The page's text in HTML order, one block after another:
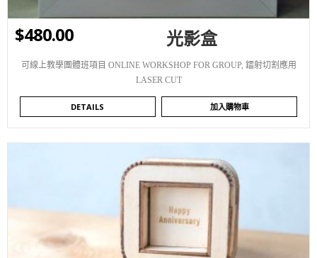
$480.00 光影盒
可線上教學團體班項目 ONLINE WORKSHOP FOR GROUP, 鐳射切割應用
LASER CUT
DETAILS 加入購物車